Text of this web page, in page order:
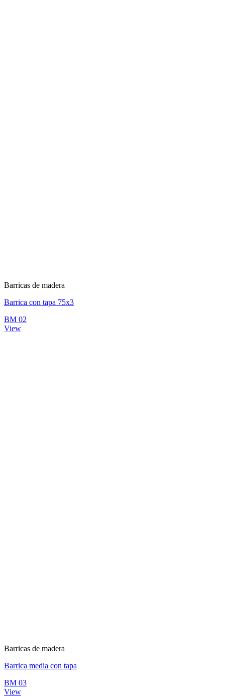
Barricas de madera
Barrica con tapa 75x3
BM 02
View
Barricas de madera
Barrica media con tapa
BM 03
View